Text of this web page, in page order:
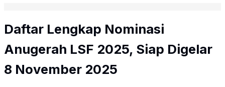
Daftar Lengkap Nominasi
Anugerah LSF 2025, Siap Digelar
8 November 2025